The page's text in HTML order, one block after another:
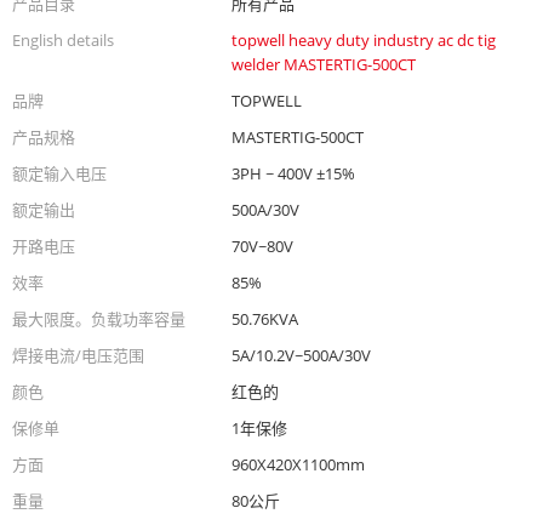
English details
topwell heavy duty industry ac dc tig
welder MASTERTIG-500CT
品牌
TOPWELL
产品规格
MASTERTIG-500CT
额定输入电压
3PH ~ 400V ±15%
额定输出
500A/30V
开路电压
70V~80V
效率
85%
最大限度。负载功率容量
50.76KVA
焊接电流/电压范围
5A/10.2V~500A/30V
颜色
红色的
保修单
1年保修
方面
960X420X1100mm
重量
80公斤